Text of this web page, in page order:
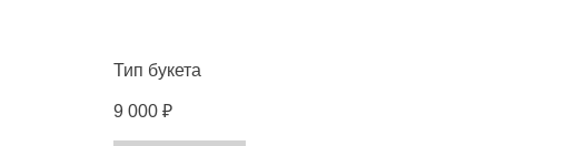
Тип букета
9 000 ₽